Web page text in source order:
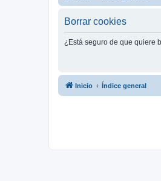
Borrar cookies
¿Está seguro de que quiere
Inicio Índice general